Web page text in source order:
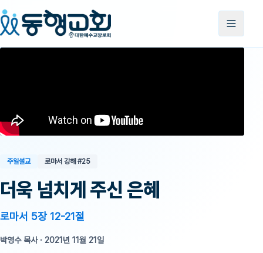
주일설교 로마서 강해 #25
더욱 넘치게 주신 은혜
로마서 5장 12-21절
박영수 목사· 2021년 11월 21일